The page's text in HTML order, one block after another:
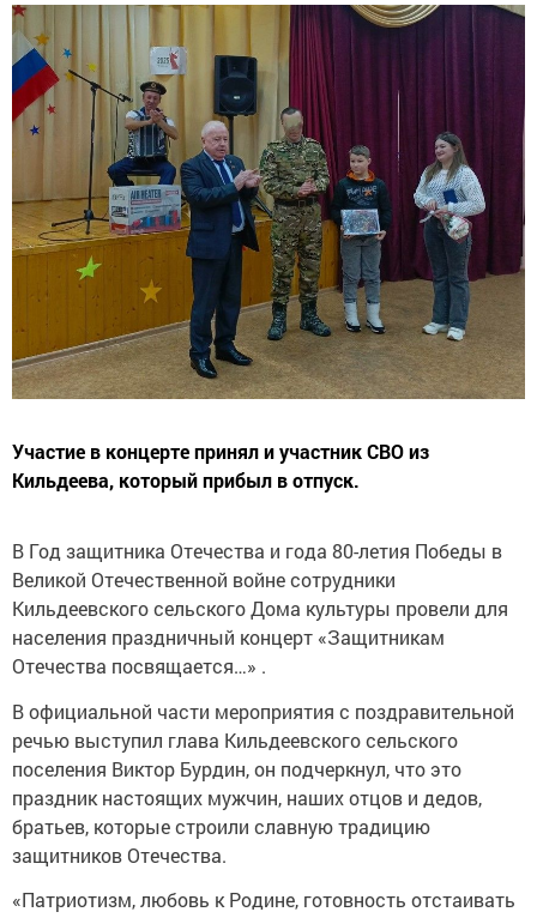
Участие в концерте принял и участник СВО из
Кильдеева, который прибыл в отпуск.
В Год защитника Отечества и года 80-летия Победы в
Великой Отечественной войне сотрудники
Кильдеевского сельского Дома культуры провели для
населения праздничный концерт «Защитникам
Отечества посвящается…» .
В официальной части мероприятия с поздравительной
речью выступил глава Кильдеевского сельского
поселения Виктор Бурдин, он подчеркнул, что это
праздник настоящих мужчин, наших отцов и дедов,
братьев, которые строили славную традицию
защитников Отечества.
«Патриотизм, любовь к Родине, готовность отстаивать